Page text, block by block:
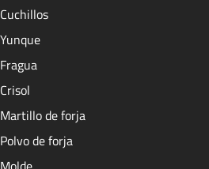
Cuchillos
Yunque
Fragua
Crisol
Martillo de forja
Polvo de forja